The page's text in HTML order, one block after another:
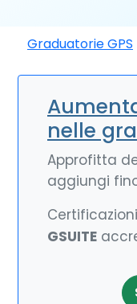
Graduatorie GPS
nelle
Approfitta
aggiungi
Certificazioni
GSUITE